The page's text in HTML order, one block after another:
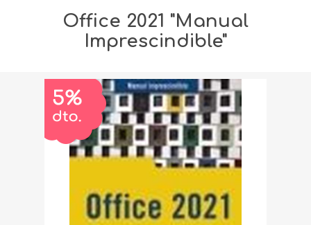
Office 2021 "Manual
Imprescindible"